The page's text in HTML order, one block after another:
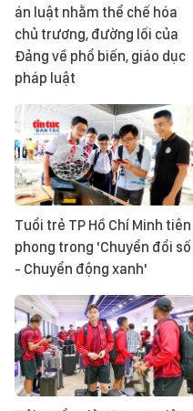
án luật nhằm thể chế hóa
chủ trương, đường lối của
Đảng về phổ biến, giáo dục
pháp luật
Tuổi trẻ TP Hồ Chí Minh tiên
phong trong 'Chuyển đổi số
- Chuyển động xanh'